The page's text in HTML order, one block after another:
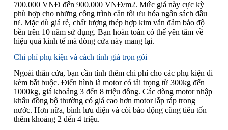
700.000 VNĐ đến 900.000 VNĐ/m2. Mức giá này cực kỳ
phù hợp cho những công trình cần tối ưu hóa ngân sách đầu
tư. Mặc dù giá rẻ, chất lượng thép hợp kim vẫn đảm bảo độ
bền trên 10 năm sử dụng. Bạn hoàn toàn có thể yên tâm về
hiệu quả kinh tế mà dòng cửa này mang lại.
Chi phí phụ kiện và cách tính giá trọn gói
Ngoài thân cửa, bạn cần tính thêm chi phí cho các phụ kiện đi
kèm bắt buộc. Điển hình là motor có tải trọng từ 300kg đến
1000kg, giá khoảng 3 đến 8 triệu đồng. Các dòng motor nhập
khẩu đồng bộ thường có giá cao hơn motor lắp ráp trong
nước. Hơn nữa, bình lưu điện và còi báo động cũng tiêu tốn
thêm khoảng 2 đến 4 triệu.